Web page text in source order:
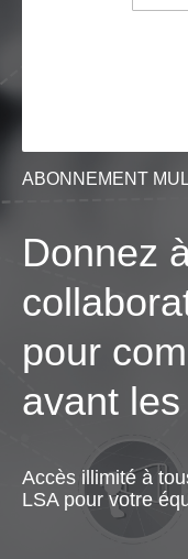
ABONNEMENT
Donnez
pour
avant
Accès illimité à
LSA pour votre